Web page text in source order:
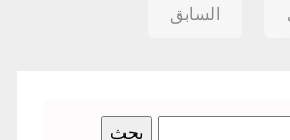
السابق